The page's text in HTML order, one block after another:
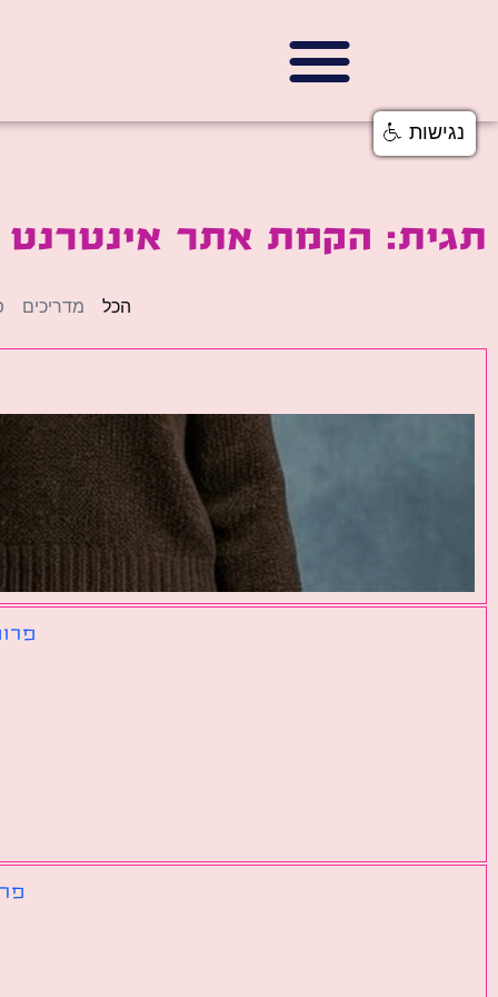
תגית: הקמת אתר אינטרנט
מדריכים הכל
נגישות